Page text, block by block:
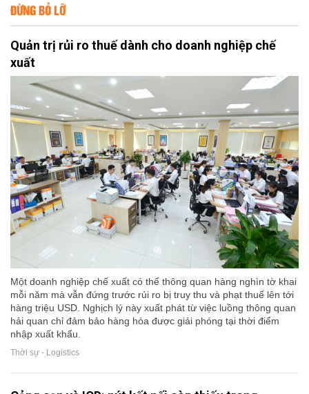
ĐỪNG BỎ LỠ
Quản trị rủi ro thuế dành cho doanh nghiệp chế
xuất
Một doanh nghiệp chế xuất có thể thông quan hàng nghìn tờ khai
mỗi năm mà vẫn đứng trước rủi ro bị truy thu và phạt thuế lên tới
hàng triệu USD. Nghịch lý này xuất phát từ việc luồng thông quan
hải quan chỉ đảm bảo hàng hóa được giải phóng tại thời điểm
nhập xuất khẩu.
Thời sự - Logistics